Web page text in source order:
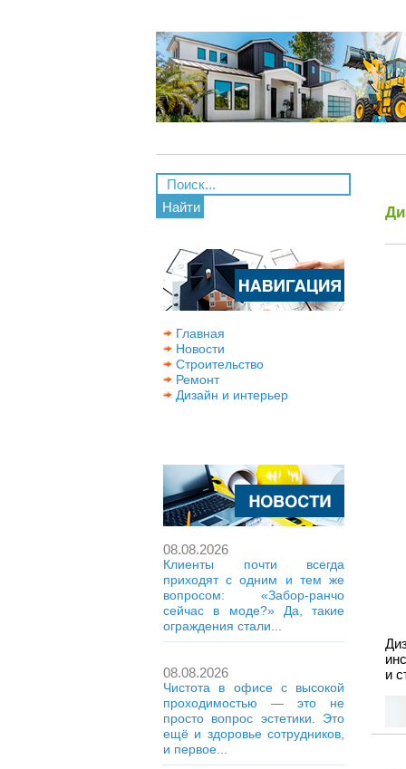
Найти
Главная
Новости
Строительство
Ремонт
Дизайн и интерьер
08.08.2026
Клиенты почти всегда
приходят с одним и тем же
вопросом: «Забор-ранчо
сейчас в моде?» Да, такие
ограждения стали...
08.08.2026
Чистота в офисе с высокой
проходимостью — это не
просто вопрос эстетики. Это
ещё и здоровье сотрудников,
и первое...
и